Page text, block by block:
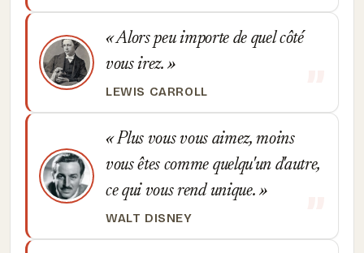
Alors peu importe de quel côté
vous irez.
LEWIS CARROLL
Plus vous vous aimez, moins
vous êtes comme quelqu'un d'autre,
ce qui vous rend unique.
WALT DISNEY